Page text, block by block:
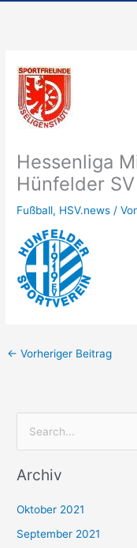
Hessenliga
Hünfelder
Fußball, HSV.news /
← Vorheriger Beitrag
c
n
Archiv
Oktober 2021
September 2021